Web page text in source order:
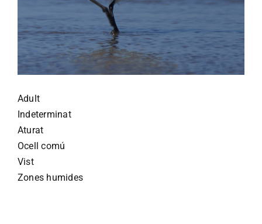
Adult
Indeterminat
Aturat
Ocell comú
Vist
Zones humides